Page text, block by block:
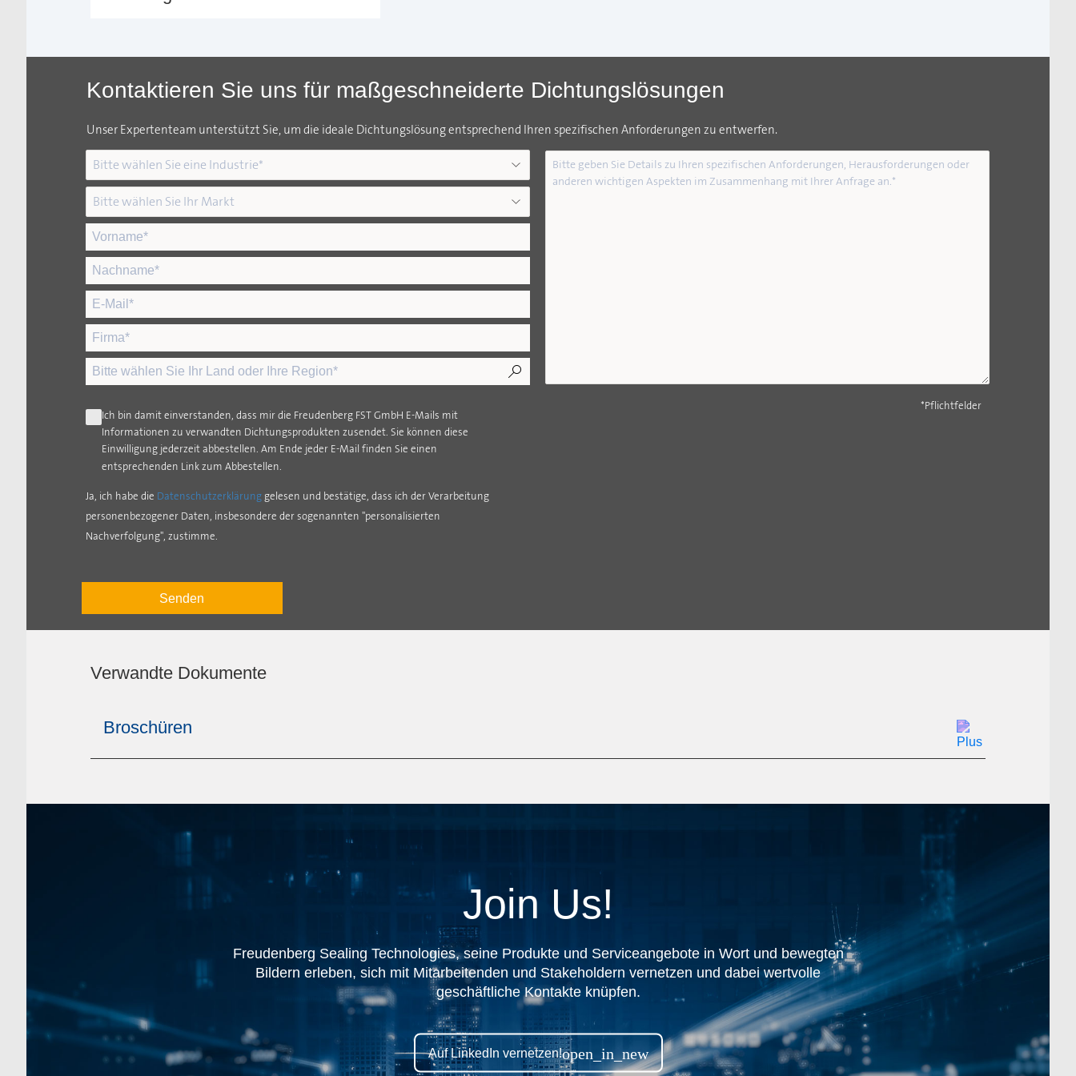
Kontaktieren Sie uns für maßgeschneiderte Dichtungslösungen
Unser Expertenteam unterstützt Sie, um die ideale Dichtungslösung entsprechend Ihren spezifischen Anforderungen zu entwerfen.
*Pflichtfelder
Ich bin damit einverstanden, dass mir die Freudenberg FST GmbH E-Mails mit
Informationen zu verwandten Dichtungsprodukten zusendet. Sie können diese
Einwilligung jederzeit abbestellen. Am Ende jeder E-Mail finden Sie einen
entsprechenden Link zum Abbestellen.
Ja, ich habe die Datenschutzerklärung gelesen und bestätige, dass ich der Verarbeitung
personenbezogener Daten, insbesondere der sogenannten "personalisierten
Nachverfolgung", zustimme.
Senden
Verwandte Dokumente
Broschüren
Join Us!
Freudenberg Sealing Technologies, seine Produkte und Serviceangebote in Wort und bewegten
Bildern erleben, sich mit Mitarbeitenden und Stakeholdern vernetzen und dabei wertvolle
geschäftliche Kontakte knüpfen.
Auf LinkedIn vernetzen!open_in_new